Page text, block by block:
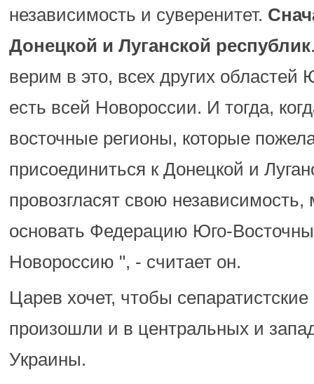
независимость и суверенитет.
Донецкой и Луганской республик
верим в это, всех других областей
есть всей Новороссии. И тогда,
восточные регионы, которые
присоединиться к Донецкой и
провозгласят свою
основать Федерацию Юго-
Новороссию ", - считает он.
Царев хочет, чтобы
произошли и в центральных и
Украины.